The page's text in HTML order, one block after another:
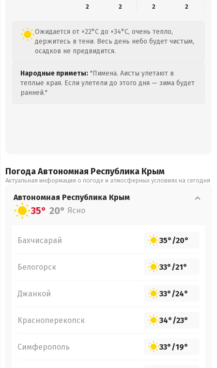
2
2 2 2
Ожидается от +22°C до +34°C, очень тепло,
держитесь в тени. Весь день небо будет чистым,
осадков не предвидится.
Народные приметы: "Пимена. Аисты улетают в
теплые края. Если улетели до этого дня — зима будет
ранней."
Погода Автономная Республика Крым
Актуальная информация о погоде и атмосферных условиях на сегодня
Автономная Республика Крым
35° 20° Ясно
Бахчисарай 35°/20°
Белогорск 33°/21°
Джанкой 33°/24°
Красноперекопск 34°/23°
Симферополь 33°/19°